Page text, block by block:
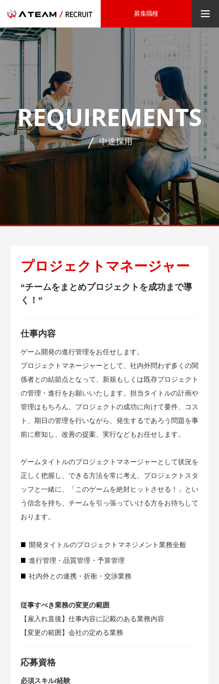
募集職種
REQUIREMENTS
中途採用
プロジェクトマネージャー
“チームをまとめプロジェクトを成功まで導
く！”
仕事内容
ゲーム開発の進行管理をお任せします。
プロジェクトマネージャーとして、社内外問わず多くの関
係者との結節点となって、新規もしくは既存プロジェクト
の管理・進行をお願いいたします。担当タイトルの計画や
管理はもちろん、プロジェクトの成功に向けて要件、コス
ト、期日の管理を行いながら、発生するであろう問題を事
前に察知し、改善の提案、実行などもお任せします。
ゲームタイトルのプロジェクトマネージャーとして状況を
正しく把握し、できる方法を常に考え、プロジェクトスタ
ッフと一緒に、「このゲームを絶対ヒットさせる！」とい
う信念を持ち、チームを引っ張っていける方をお待ちして
おります。
開発タイトルのプロジェクトマネジメント業務全般
進行管理・品質管理・予算管理
社内外との連携・折衝・交渉業務
従事すべき業務の変更の範囲
【雇入れ直後】仕事内容に記載のある業務内容
【変更の範囲】会社の定める業務
応募資格
必須スキル/経験